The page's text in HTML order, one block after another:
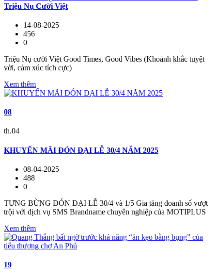
Triệu Nụ Cười Việt
14-08-2025
456
0
Triệu Nụ cười Việt Good Times, Good Vibes (Khoảnh khắc tuyệt
vời, cảm xúc tích cực)
Xem thêm
08
th.04
KHUYẾN MÃI ĐÓN ĐẠI LỄ 30/4 NĂM 2025
08-04-2025
488
0
TƯNG BỪNG ĐÓN ĐẠI LỄ 30/4 và 1/5 Gia tăng doanh số vượt
trội với dịch vụ SMS Brandname chuyên nghiệp của MOTIPLUS
Xem thêm
19